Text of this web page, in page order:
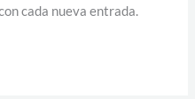
cada nueva entrada.